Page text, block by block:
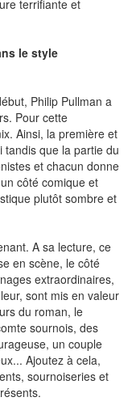
S'ABONNER
à recevoir des mails de la
à travers les liens de
terrifiante et
le style
Philip Pullman a
Pour cette
Ainsi, la première et
tandis que la partie du
et chacun donne
côté comique et
plutôt sombre et
A sa lecture, ce
en scène, le côté
extraordinaires,
sont mis en valeur
du roman, le
sournois, des
un couple
Ajoutez à cela,
sournoiseries et